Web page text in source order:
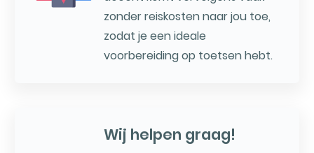
zonder reiskosten naar jou toe,
zodat je een ideale
voorbereiding op toetsen hebt.
Wij helpen graag!